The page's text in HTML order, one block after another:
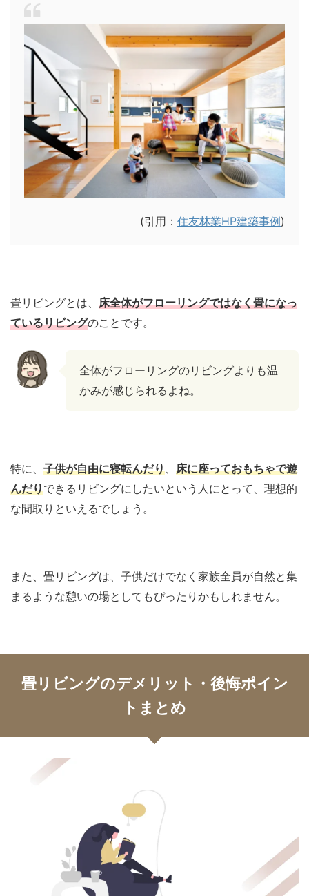
(引用： 住友林業HP建築事例)
畳リビングとは、 床全体がフローリングではなく畳になっ
ているリビングのことです。
全体がフローリングのリビングよりも温
かみが感じられるよね。
特に、 子供が自由に寝転んだり、 床に座っておもちゃで遊
んだりできるリビングにしたいという人にとって、理想的
な間取りといえるでしょう。
また、畳リビングは、子供だけでなく家族全員が自然と集
まるような憩いの場としてもぴったりかもしれません。
畳リビングのデメリット・後悔ポイン
トまとめ